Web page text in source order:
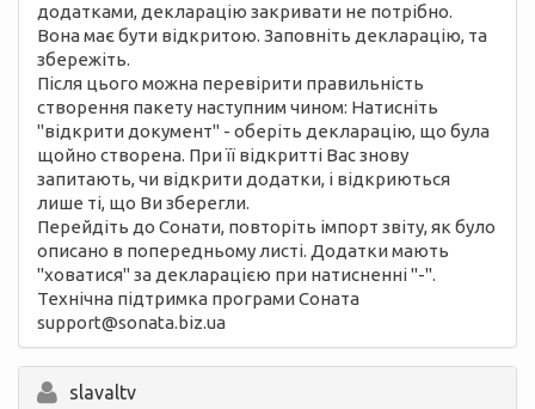
додатками, декларацію закривати не потрібно.
Вона має бути відкритою. Заповніть декларацію, та
збережіть.
Після цього можна перевірити правильність
створення пакету наступним чином: Натисніть
"відкрити документ" - оберіть декларацію, що була
щойно створена. При її відкритті Вас знову
запитають, чи відкрити додатки, і відкриються
лише ті, що Ви зберегли.
Перейдіть до Сонати, повторіть імпорт звіту, як було
описано в попередньому листі. Додатки мають
"ховатися" за декларацією при натисненні "-".
Технічна підтримка програми Соната
support@sonata.biz.ua
slavaltv